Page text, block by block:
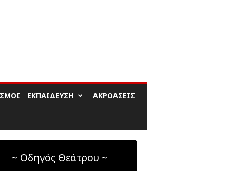
ΕΚΠΑΊΔΕΥΣΗ ΑΚΡΟΆΣΕΙΣ
~ Οδηγός Θεάτρου ~